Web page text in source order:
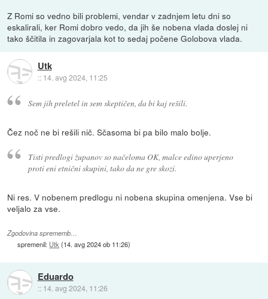
Z Romi so vedno bili problemi, vendar v zadnjem letu dni so
eskalirali, ker Romi dobro vedo, da jih še nobena vlada doslej ni
tako ščitila in zagovarjala kot to sedaj počene Golobova vlada.
Utk
:: 14. avg 2024, 11:25
Sem jih preletel in sem skeptičen, da bi kaj rešili.
Čez noč ne bi rešili nič. Sčasoma bi pa bilo malo bolje.
Tisti predlogi županov so načeloma OK, malce edino uperjeno
proti eni etnični skupini, tako da ne gre skozi.
Ni res. V nobenem predlogu ni nobena skupina omenjena. Vse bi
veljalo za vse.
Zgodovina sprememb…
spremenil: Utk (14. avg 2024 ob 11:26)
Eduardo
:: 14. avg 2024, 11:26